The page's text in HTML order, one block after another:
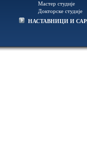
Мастер студије
Докторске студије
НАСТАВНИЦИ И